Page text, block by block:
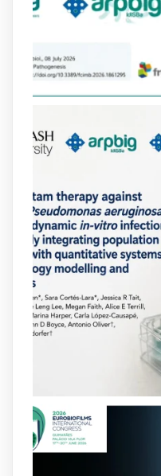
lactàmics pot
eficient
que en
https://
i-projectes/1...
https://
Our new
molecules
behavior.
bacterial
infections.
https://
and-infection-
2